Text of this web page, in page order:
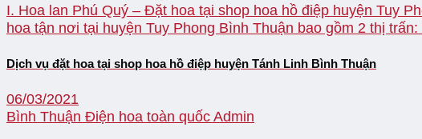
I. Hoa lan Phú Quý – Đặt hoa tại shop hoa hồ điệp huyện Tuy
hoa tận nơi tại huyện Tuy Phong Bình Thuận bao gồm 2 thị
Dịch vụ đặt hoa tại shop hoa hồ điệp huyện Tánh Linh Bình Thuận
06/03/2021
Bình Thuận Điện hoa toàn quốcAdmin